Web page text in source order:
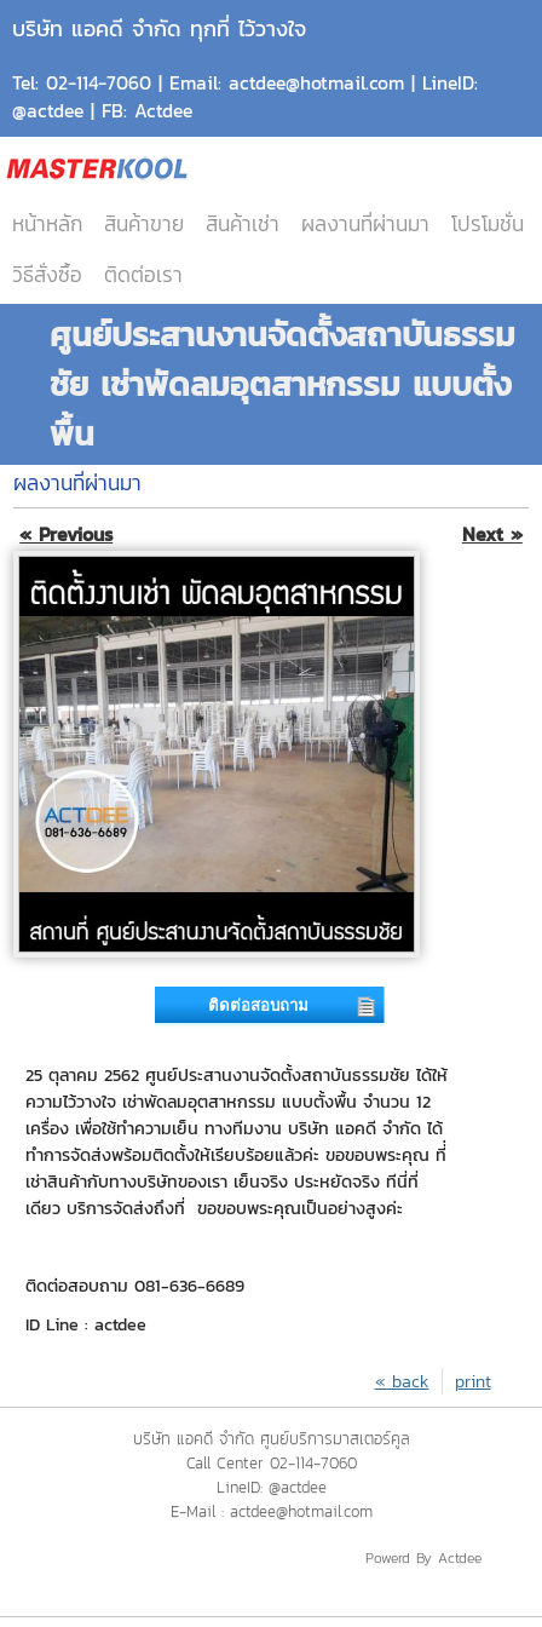
บริษัท แอคดี จำกัด ทุกที่ ไว้วางใจ
Tel: 02-114-7060 | Email: actdee@hotmail.com | LineID:
@actdee | FB: Actdee
หน้าหลัก สินค้าขาย สินค้าเช่า ผลงานที่ผ่านมา
โปรโมชั่น
วิธีสั่งซื้อ
ติดต่อเรา
ศูนย์ประสานงานจัดตั้งสถาบันธรรม
ชัย เช่าพัดลมอุตสาหกรรม แบบตั้ง
พื้น
ผลงานที่ผ่านมา
« Previous Next »
25 ตุลาคม 2562 ศูนย์ประสานงานจัดตั้งสถาบันธรรมชัย ได้ให้
ความไว้วางใจ เช่าพัดลมอุตสาหกรรม แบบตั้งพื้น จำนวน 12
เครื่อง เพื่อใช้ทำความเย็น ทางทีมงาน บริษัท แอคดี จำกัด ได้
ทำการจัดส่งพร้อมติดตั้งให้เรียบร้อยแล้วค่ะ ขอขอบพระคุณ ที่่
เช่าสินค้ากับทางบริษัทของเรา เย็นจริง ประหยัดจริง ทีนี่ที่
เดียว บริการจัดส่งถึงที่ ขอขอบพระคุณเป็นอย่างสูงค่ะ
ติดต่อสอบถาม 081-636-6689
ID Line : actdee
print
« back
บริษัท แอคดี จำกัด ศูนย์บริการมาสเตอร์คูล
Call Center 02-114-7060
LineID: @actdee
E-Mail : actdee@hotmail.com
Powerd By Actdee